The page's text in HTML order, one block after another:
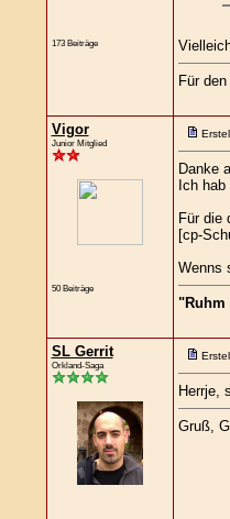
173 Beiträge
Für
Vigor
Junior Mitglied
50 Beiträge
Danke
Ich
Für die
[cp-
Wenns
"Ruhm
SL Gerrit
Orkland-Saga
Herrje,
Gruß,